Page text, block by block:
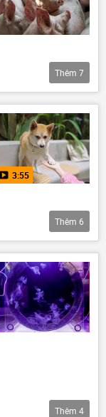
Thêm 7
3:55
Thêm 6
Thêm 4